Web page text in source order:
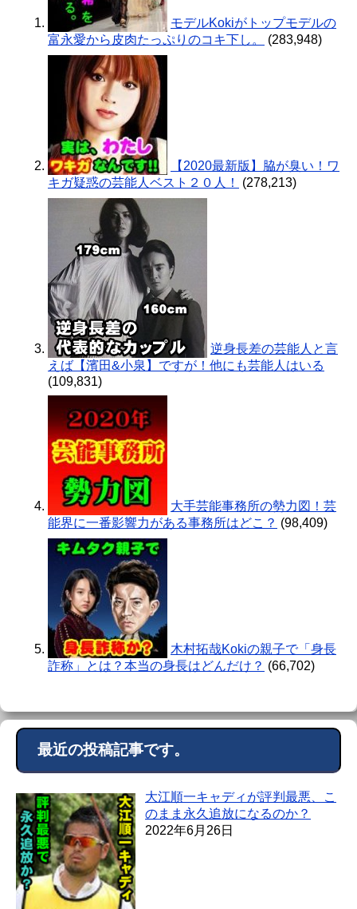
モデルKokiがトップモデルの
富永愛から皮肉たっぷりのコキ下し。
(283,948)
【2020最新版】脇が臭い！ワ
キガ疑惑の芸能人ベスト２０人！
(278,213)
逆身長差の芸能人と言
えば【濱田&小泉】ですが！他にも芸能人はいる
(109,831)
大手芸能事務所の勢力図！芸
能界に一番影響力がある事務所はどこ？ (98,409)
木村拓哉Kokiの親子で「身長
詐称」とは？本当の身長はどんだけ？ (66,702)
最近の投稿記事です。
大江順一キャディが評判最悪、こ
のまま永久追放になるのか？
2022年6月26日